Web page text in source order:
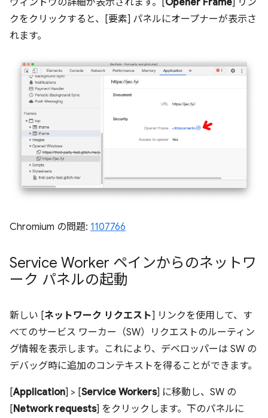
クをクリックすると、[要素] パネルにオープナーが表示さ
れます。
Chromium の問題: 1107766
Service Worker ペインからのネットワ
ーク パネルの起動
新しい [ネットワーク リクエスト] リンクを使用して、す
べてのサービス ワーカー（SW）リクエストのルーティン
グ情報を表示します。これにより、デベロッパーは SW の
デバッグ時に追加のコンテキストを得ることができます。
[Application] > [Service Workers] に移動し、SW の
[Network requests] をクリックします。下のパネルに